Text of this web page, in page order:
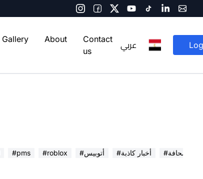
Gallery About
Contact
us
عربي
#pms #roblox #أتوبيس #أخبار كاذبة في الصحافة